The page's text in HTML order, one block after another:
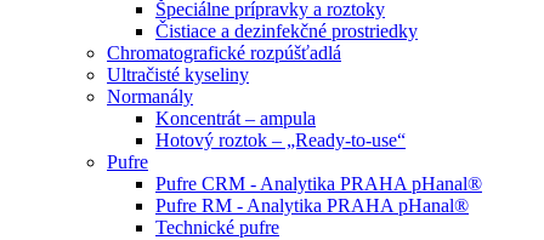
Špeciálne prípravky a roztoky
Čistiace a dezinfekčné prostriedky
Chromatografické rozpúšťadlá
Ultračisté kyseliny
Normanály
Koncentrát – ampula
Hotový roztok – „Ready-to-use“
Pufre
Pufre CRM - Analytika PRAHA pHanal®
Pufre RM - Analytika PRAHA pHanal®
Technické pufre